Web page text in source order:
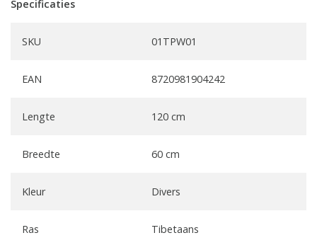
Specificaties
SKU 01TPW01
EAN 8720981904242
Lengte 120 cm
Breedte 60 cm
Kleur Divers
Ras Tibetaans